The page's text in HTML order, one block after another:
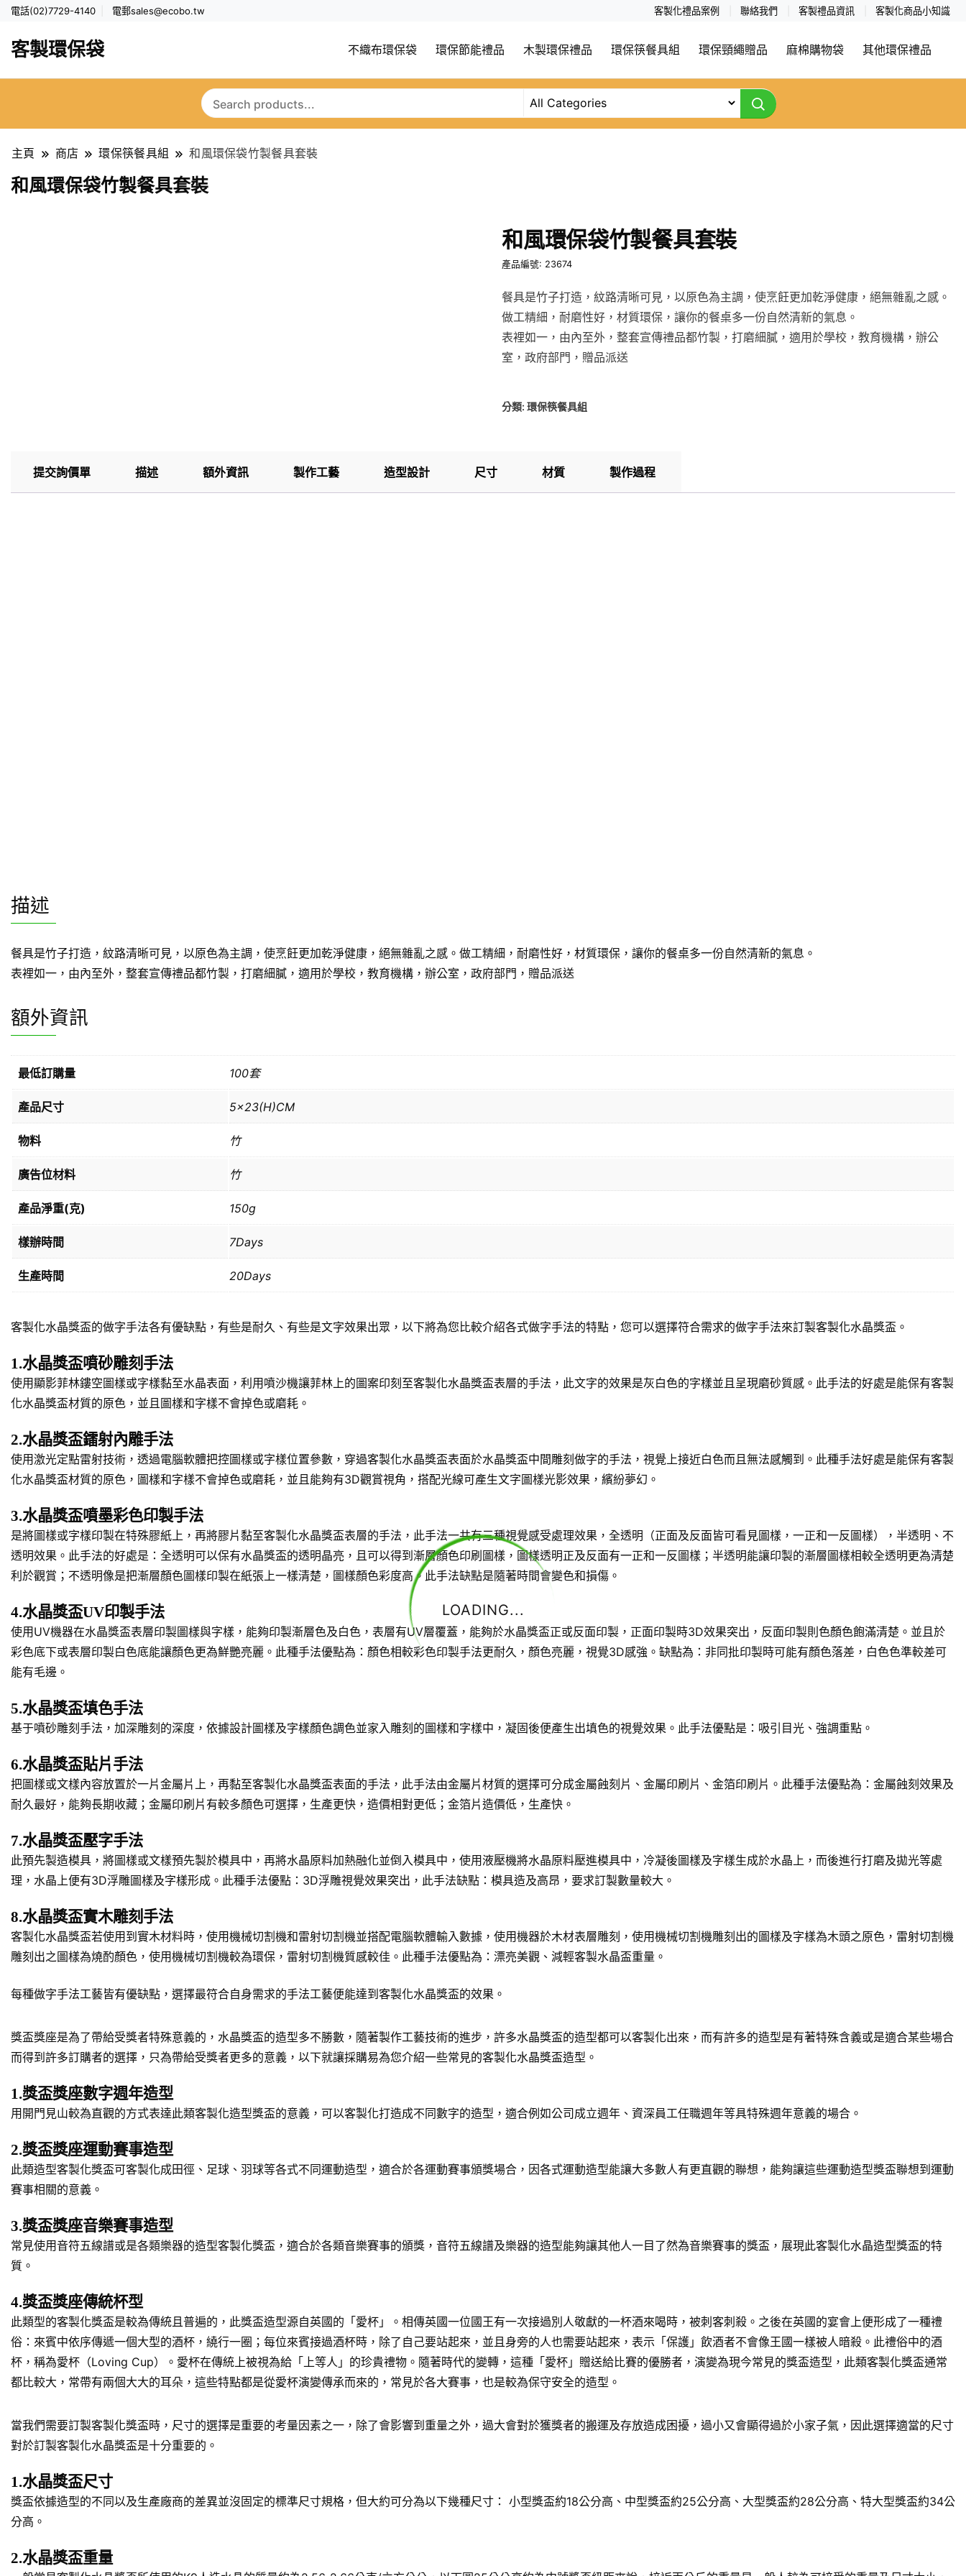
電話(02)7729-4140 電郵sales@ecobo.tw 客製化禮品案例 聯絡我們 客製禮品資訊 客製化商品小知識
客製環保袋 不織布環保袋 環保節能禮品 木製環保禮品 環保筷餐具組 環保頸繩贈品 麻棉購物袋 其他環保禮品
主頁 商店 環保筷餐具組 和風環保袋竹製餐具套裝
和風環保袋竹製餐具套裝
LOADING...
和風環保袋竹製餐具套裝
產品編號: 23674
餐具是竹子打造，紋路清晰可見，以原色為主調，使烹飪更加乾淨健康，絕無雜亂之感。
做工精細，耐磨性好，材質環保，讓你的餐桌多一份自然清新的氣息。
表裡如一，由內至外，整套宣傳禮品都竹製，打磨細膩，適用於學校，教育機構，辦公
室，政府部門，贈品派送
分類:環保筷餐具組
提交詢價單 描述 額外資訊 製作工藝 造型設計 尺寸 材質 製作過程
描述
餐具是竹子打造，紋路清晰可見，以原色為主調，使烹飪更加乾淨健康，絕無雜亂之感。做工精細，耐磨性好，材質環保，讓你的餐桌多一份自然清新的氣息。
表裡如一，由內至外，整套宣傳禮品都竹製，打磨細膩，適用於學校，教育機構，辦公室，政府部門，贈品派送
額外資訊
最低訂購量 100套
產品尺寸 5×23(H)CM
物料 竹
廣告位材料 竹
產品淨重(克) 150g
樣辦時間 7Days
生產時間 20Days
客製化水晶獎盃的做字手法各有優缺點，有些是耐久、有些是文字效果出眾，以下將為您比較介紹各式做字手法的特點，您可以選擇符合需求的做字手法來訂製客製化水晶獎盃。
1.水晶獎盃噴砂雕刻手法
使用顯影菲林鏤空圖樣或字樣黏至水晶表面，利用噴沙機讓菲林上的圖案印刻至客製化水晶獎盃表層的手法，此文字的效果是灰白色的字樣並且呈現磨砂質感。此手法的好處是能保有客製
化水晶獎盃材質的原色，並且圖樣和字樣不會掉色或磨耗。
2.水晶獎盃鐳射內雕手法
使用激光定點雷射技術，透過電腦軟體把控圖樣或字樣位置參數，穿過客製化水晶獎盃表面於水晶獎盃中間雕刻做字的手法，視覺上接近白色而且無法感觸到。此種手法好處是能保有客製
化水晶獎盃材質的原色，圖樣和字樣不會掉色或磨耗，並且能夠有3D觀賞視角，搭配光線可產生文字圖樣光影效果，繽紛夢幻。
3.水晶獎盃噴墨彩色印製手法
是將圖樣或字樣印製在特殊膠紙上，再將膠片黏至客製化水晶獎盃表層的手法，此手法一共有三種視覺感受處理效果，全透明（正面及反面皆可看見圖樣，一正和一反圖樣），半透明、不
透明效果。此手法的好處是：全透明可以保有水晶獎盃的透明晶亮，且可以得到漸層顏色印刷圖樣，圖樣透明正及反面有一正和一反圖樣；半透明能讓印製的漸層圖樣相較全透明更為清楚
利於觀賞；不透明像是把漸層顏色圖樣印製在紙張上一樣清楚，圖樣顏色彩度高。此手法缺點是隨著時間會變色和損傷。
4.水晶獎盃UV印製手法
使用UV機器在水晶獎盃表層印製圖樣與字樣，能夠印製漸層色及白色，表層有UV層覆蓋，能夠於水晶獎盃正或反面印製，正面印製時3D效果突出，反面印製則色顏色飽滿清楚。並且於
彩色底下或表層印製白色底能讓顏色更為鮮艷亮麗。此種手法優點為：顏色相較彩色印製手法更耐久，顏色亮麗，視覺3D感強。缺點為：非同批印製時可能有顏色落差，白色色準較差可
能有毛邊。
5.水晶獎盃填色手法
基于噴砂雕刻手法，加深雕刻的深度，依據設計圖樣及字樣顏色調色並家入雕刻的圖樣和字樣中，凝固後便產生出填色的視覺效果。此手法優點是：吸引目光、強調重點。
6.水晶獎盃貼片手法
把圖樣或文樣內容放置於一片金屬片上，再黏至客製化水晶獎盃表面的手法，此手法由金屬片材質的選擇可分成金屬蝕刻片、金屬印刷片、金箔印刷片。此種手法優點為：金屬蝕刻效果及
耐久最好，能夠長期收藏；金屬印刷片有較多顏色可選擇，生產更快，造價相對更低；金箔片造價低，生產快。
7.水晶獎盃壓字手法
此預先製造模具，將圖樣或文樣預先製於模具中，再將水晶原料加熱融化並倒入模具中，使用液壓機將水晶原料壓進模具中，冷凝後圖樣及字樣生成於水晶上，而後進行打磨及拋光等處
理，水晶上便有3D浮雕圖樣及字樣形成。此種手法優點：3D浮雕視覺效果突出，此手法缺點：模具造及高昂，要求訂製數量較大。
8.水晶獎盃實木雕刻手法
客製化水晶獎盃若使用到實木材料時，使用機械切割機和雷射切割機並搭配電腦軟體輸入數據，使用機器於木材表層雕刻，使用機械切割機雕刻出的圖樣及字樣為木頭之原色，雷射切割機
雕刻出之圖樣為燒酌顏色，使用機械切割機較為環保，雷射切割機質感較佳。此種手法優點為：漂亮美觀、減輕客製水晶盃重量。
每種做字手法工藝皆有優缺點，選擇最符合自身需求的手法工藝便能達到客製化水晶獎盃的效果。
獎盃獎座是為了帶給受獎者特殊意義的，水晶獎盃的造型多不勝數，隨著製作工藝技術的進步，許多水晶獎盃的造型都可以客製化出來，而有許多的造型是有著特殊含義或是適合某些場合
而得到許多訂購者的選擇，只為帶給受獎者更多的意義，以下就讓採購易為您介紹一些常見的客製化水晶獎盃造型。
1.獎盃獎座數字週年造型
用開門見山較為直觀的方式表達此類客製化造型獎盃的意義，可以客製化打造成不同數字的造型，適合例如公司成立週年、資深員工任職週年等具特殊週年意義的場合。
2.獎盃獎座運動賽事造型
此類造型客製化獎盃可客製化成田徑、足球、羽球等各式不同運動造型，適合於各運動賽事頒獎場合，因各式運動造型能讓大多數人有更直觀的聯想，能夠讓這些運動造型獎盃聯想到運動
賽事相關的意義。
3.獎盃獎座音樂賽事造型
常見使用音符五線譜或是各類樂器的造型客製化獎盃，適合於各類音樂賽事的頒獎，音符五線譜及樂器的造型能夠讓其他人一目了然為音樂賽事的獎盃，展現此客製化水晶造型獎盃的特
質。
4.獎盃獎座傳統杯型
此類型的客製化獎盃是較為傳統且普遍的，此獎盃造型源自英國的「愛杯」。相傳英國一位國王有一次接過別人敬獻的一杯酒來喝時，被刺客刺殺。之後在英國的宴會上便形成了一種禮
俗：來賓中依序傳遞一個大型的酒杯，繞行一圈；每位來賓接過酒杯時，除了自己要站起來，並且身旁的人也需要站起來，表示「保護」飲酒者不會像王國一樣被人暗殺。此禮俗中的酒
杯，稱為愛杯（Loving Cup）。愛杯在傳統上被視為給「上等人」的珍貴禮物。隨著時代的變轉，這種「愛杯」贈送給比賽的優勝者，演變為現今常見的獎盃造型，此類客製化獎盃通常
都比較大，常帶有兩個大大的耳朵，這些特點都是從愛杯演變傳承而來的，常見於各大賽事，也是較為保守安全的造型。
當我們需要訂製客製化獎盃時，尺寸的選擇是重要的考量因素之一，除了會影響到重量之外，過大會對於獲獎者的搬運及存放造成困擾，過小又會顯得過於小家子氣，因此選擇適當的尺寸
對於訂製客製化水晶獎盃是十分重要的。
1.水晶獎盃尺寸
獎盃依據造型的不同以及生產廠商的差異並沒固定的標準尺寸規格，但大約可分為以下幾種尺寸： 小型獎盃約18公分高、中型獎盃約25公分高、大型獎盃約28公分高、特大型獎盃約34公
分高。
2.水晶獎盃重量